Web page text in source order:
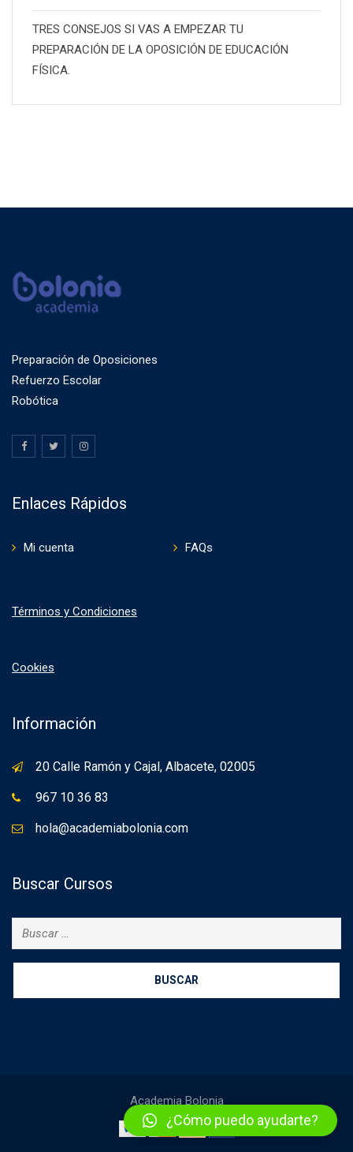
TRES CONSEJOS SI VAS A EMPEZAR TU
PREPARACIÓN DE LA OPOSICIÓN DE EDUCACIÓN
FÍSICA.
Preparación de Oposiciones
Refuerzo Escolar
Robótica
Enlaces Rápidos
Mi cuenta FAQs
Términos y Condiciones
Cookies
Información
20 Calle Ramón y Cajal, Albacete, 02005
967 10 36 83
hola@academiabolonia.com
Buscar Cursos
Buscar:
Academia Bolonia
¿Cómo puedo ayudarte?